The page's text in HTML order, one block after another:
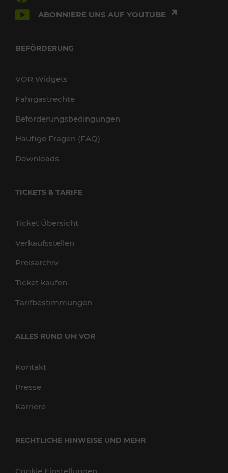
ABONNIERE UNS AUF YOUTUBE
BEFÖRDERUNG
VOR Widgets
Fahrgastrechte
Beförderungsbedingungen
Häufige Fragen (FAQ)
Downloads
TICKETS & TARIFE
Ticket Übersicht
Verkaufsstellen
Preisarchiv
Ticket kaufen
Tarifbestimmungen
ALLES RUND UM VOR
Kontakt
Presse
Karriere
RECHTLICHE HINWEISE UND MEHR